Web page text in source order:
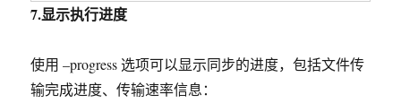
7.显示执行进度
使用 –progress 选项可以显示同步的进度，包括文件传
输完成进度、传输速率信息：